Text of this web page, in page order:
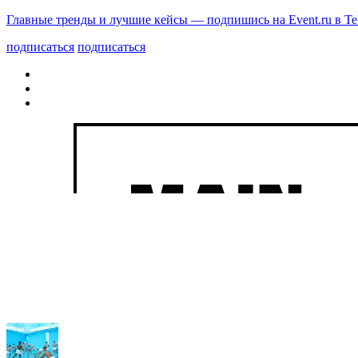
Главные тренды и лучшие кейсы — подпишись на Event.ru в
подписаться подписаться